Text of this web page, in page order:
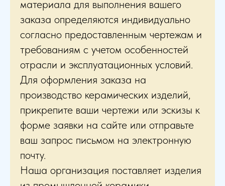
материала для выполнения вашего
заказа определяются индивидуально
согласно предоставленным чертежам и
требованиям c учетом особенностей
отрасли и эксплуатационных условий.
Для оформления заказа на
производство керамических изделий,
прикрепите ваши чертежи или эскизы к
форме заявки на сайте или отправьте
ваш запрос письмом на электронную
почту.
Наша организация поставляет изделия